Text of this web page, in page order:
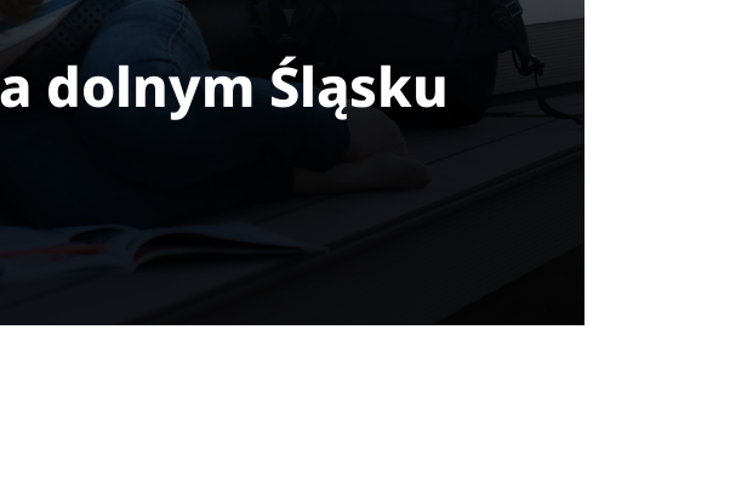
dolnym Śląsku